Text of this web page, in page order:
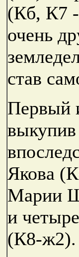
(Кб, К7 -
очень
став
Первый
выкупив
Якова
Марии
и
(К8-ж2).